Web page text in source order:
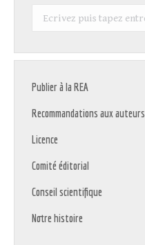
Recherche
Publier à la REA
Recommandations aux auteurs
Licence
Comité éditorial
Conseil scientifique
Notre histoire